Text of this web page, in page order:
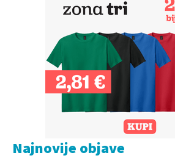
Najnovije objave